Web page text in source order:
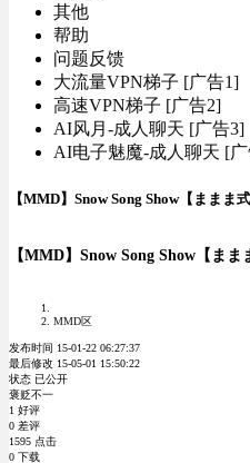
其他
帮助
问题反馈
大流量VPN梯子 [广告1]
高速VPN梯子 [广告2]
AI风月-成人聊天 [广告3]
AI电子魅魔-成人聊天 [
【MMD】Snow Song Show【ままま
【MMD】Snow Song Show【まま
MMD区
发布时间 15-01-22 06:27:37
最后修改 15-05-01 15:50:22
状态 已公开
褒贬不一
1 好评
0 差评
1595 点击
0 下载